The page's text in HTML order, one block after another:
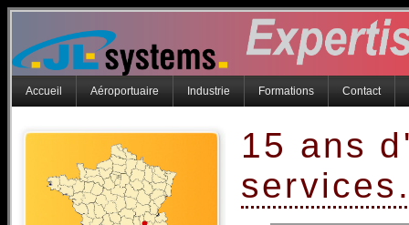
Accueil Aéroportuaire Industrie Formations Contact
15 ans